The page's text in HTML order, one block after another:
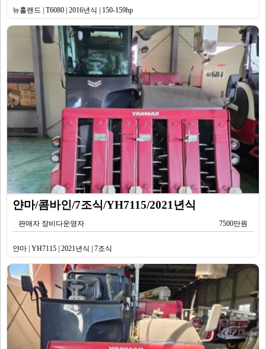
뉴홀랜드 | T6080 | 2016년식 | 150-159hp
얀마/콤바인/7조식/YH7115/2021년식
판매자 장비다운영자 7500만원
얀마 | YH7115 | 2021년식 | 7조식